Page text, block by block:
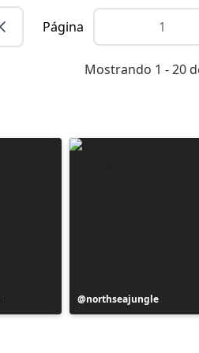
Página
Mostrando 1 - 20
Publicación
realizada
northseajungle